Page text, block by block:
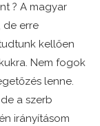
? A magyar
de erre
kellően
Nem fogok
lenne.
a szerb
irányításom